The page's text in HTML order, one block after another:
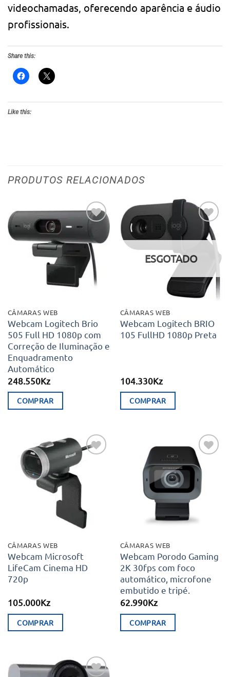
videochamadas, oferecendo aparência e áudio
profissionais.
Share this:
Like this:
PRODUTOS RELACIONADOS
Adicionar
aos meus
desejos
CÂMARAS WEB
Webcam Logitech Brio
505 Full HD 1080p com
Correção de Iluminação e
Enquadramento
Automático
248.550Kz
COMPRAR
Adicionar
aos meus
ESGOTADO
CÂMARAS WEB
Webcam Logitech BRIO
105 FullHD 1080p Preta
104.330Kz
COMPRAR
Adicionar
aos meus
desejos
CÂMARAS WEB
Webcam Microsoft
LifeCam Cinema HD
720p
105.000Kz
COMPRAR
Adicionar
aos meus
desejos
CÂMARAS WEB
Webcam Porodo Gaming
2K 30fps com foco
automático, microfone
embutido e tripé.
62.990Kz
COMPRAR